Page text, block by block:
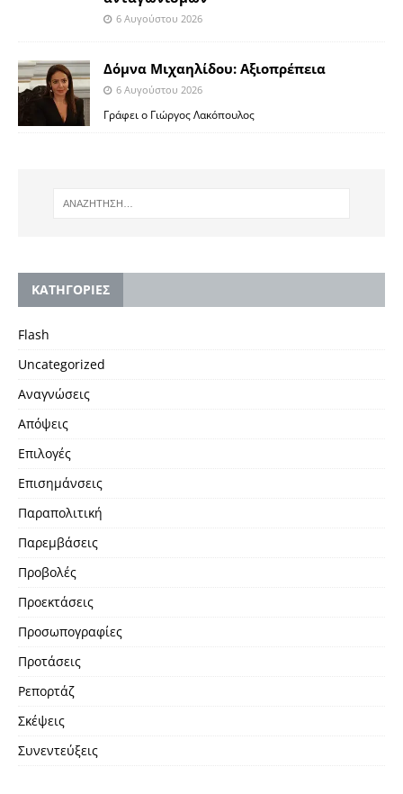
6 Αυγούστου 2026
Δόμνα Μιχαηλίδου: Αξιοπρέπεια
6 Αυγούστου 2026
Γράφει ο Γιώργος Λακόπουλος
KΑΤΗΓΟΡΙΕΣ
Flash
Uncategorized
Αναγνώσεις
Απόψεις
Επιλογές
Επισημάνσεις
Παραπολιτική
Παρεμβάσεις
Προβολές
Προεκτάσεις
Προσωπογραφίες
Προτάσεις
Ρεπορτάζ
Σκέψεις
Συνεντεύξεις